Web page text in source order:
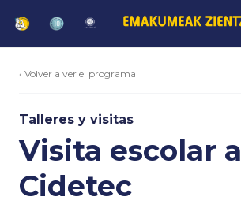
‹ Volver a ver el programa
Talleres y visitas
Visita escolar a
Cidetec